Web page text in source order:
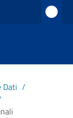
Dati /